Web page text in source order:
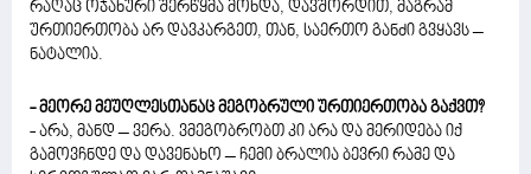
რაღაც ოჯახური შერწყმა მოხდა, დავშორდით, მაგრამ
ურთიერთობა არ დავკარგეთ, თან, საერთო განძი გვყავს –
ნატალია.
- მეორე მეუღლესთანაც მეგობრული ურთიერთობა გაქვთ?
- არა, მანდ – ვერა. ვმეგობრობთ კი არა და მერიდება იქ
გამოვჩნდე და დავენახო – ჩემი ბრალია ბევრი რამე და